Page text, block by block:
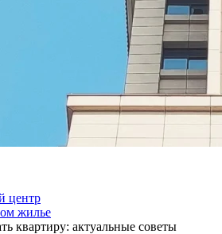
центр
жилье
квартиру: актуальные советы